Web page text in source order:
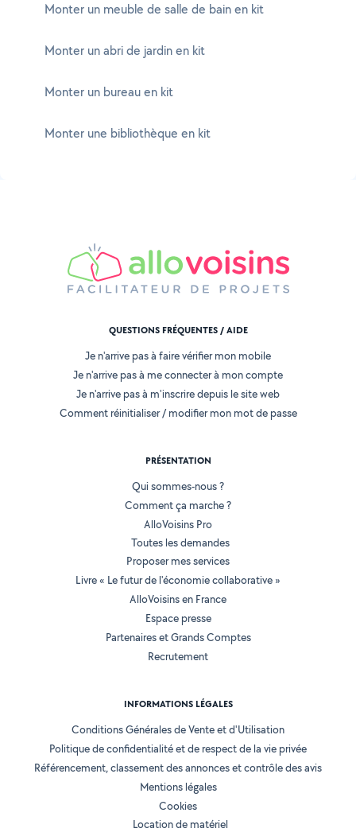
Monter un meuble de salle de bain en kit
Monter un abri de jardin en kit
Monter un bureau en kit
Monter une bibliothèque en kit
QUESTIONS FRÉQUENTES / AIDE
Je n'arrive pas à faire vérifier mon mobile
Je n'arrive pas à me connecter à mon compte
Je n'arrive pas à m'inscrire depuis le site web
Comment réinitialiser / modifier mon mot de passe
PRÉSENTATION
Qui sommes-nous ?
Comment ça marche ?
AlloVoisins Pro
Toutes les demandes
Proposer mes services
Livre « Le futur de l'économie collaborative »
AlloVoisins en France
Espace presse
Partenaires et Grands Comptes
Recrutement
INFORMATIONS LÉGALES
Conditions Générales de Vente et d'Utilisation
Politique de confidentialité et de respect de la vie privée
Référencement, classement des annonces et contrôle des avis
Mentions légales
Cookies
Location de matériel